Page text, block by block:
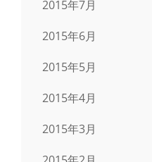
2015年7月
2015年6月
2015年5月
2015年4月
2015年3月